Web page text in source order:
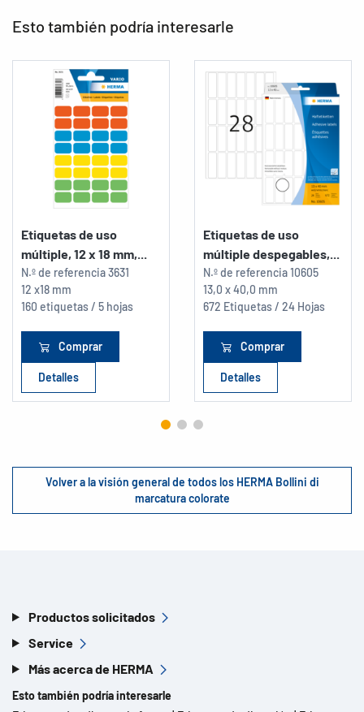
Esto también podría interesarle
Etiquetas de uso
múltiple, 12 x 18 mm,...
N.º de referencia3631
12 x18 mm
160 etiquetas / 5 hojas
Comprar
Detalles
Etiquetas de uso
múltiple despegables,...
N.º de referencia10605
13,0 x 40,0 mm
672 Etiquetas / 24 Hojas
Comprar
Detalles
Volver a la visión general de todos los HERMA Bollini di
marcatura colorate
Productos solicitados
Service
Más acerca de HERMA
Esto también podría interesarle